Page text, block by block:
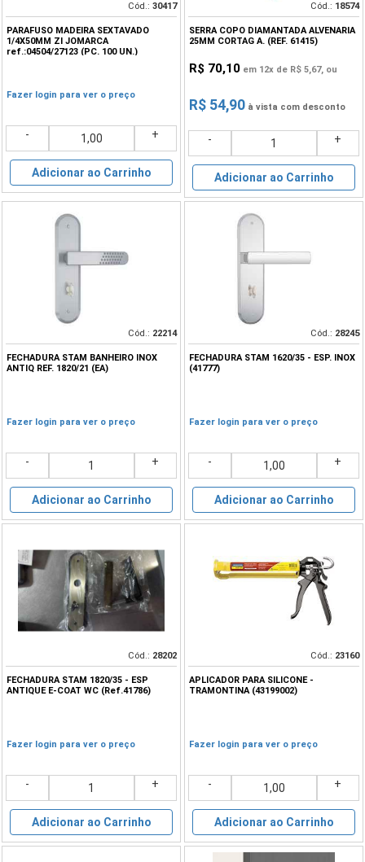
Cód.: 30417
PARAFUSO MADEIRA SEXTAVADO
1/4X50MM ZI JOMARCA
ref.:04504/27123 (PC. 100 UN.)
Fazer login para ver o preço
- +
Adicionar ao Carrinho
Cód.: 18574
SERRA COPO DIAMANTADA ALVENARIA
25MM CORTAG A. (REF. 61415)
R$ 70,10 em 12x de R$ 5,67, ou
R$ 54,90 à vista com desconto
- +
Adicionar ao Carrinho
Cód.: 22214
FECHADURA STAM BANHEIRO INOX
ANTIQ REF. 1820/21 (EA)
Fazer login para ver o preço
- +
Adicionar ao Carrinho
Cód.: 28245
FECHADURA STAM 1620/35 - ESP. INOX
(41777)
Fazer login para ver o preço
- +
Adicionar ao Carrinho
Cód.: 28202
FECHADURA STAM 1820/35 - ESP
ANTIQUE E-COAT WC (Ref.41786)
Fazer login para ver o preço
- +
Adicionar ao Carrinho
Cód.: 23160
APLICADOR PARA SILICONE -
TRAMONTINA (43199002)
Fazer login para ver o preço
- +
Adicionar ao Carrinho